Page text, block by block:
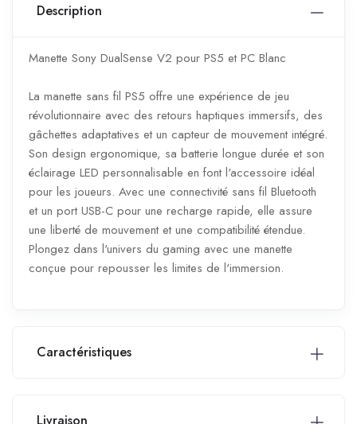
Description
Manette Sony DualSense V2 pour PS5 et PC Blanc
La manette sans fil PS5 offre une expérience de jeu
révolutionnaire avec des retours haptiques immersifs, des
gâchettes adaptatives et un capteur de mouvement intégré.
Son design ergonomique, sa batterie longue durée et son
éclairage LED personnalisable en font l'accessoire idéal
pour les joueurs. Avec une connectivité sans fil Bluetooth
et un port USB-C pour une recharge rapide, elle assure
une liberté de mouvement et une compatibilité étendue.
Plongez dans l'univers du gaming avec une manette
conçue pour repousser les limites de l'immersion.
Caractéristiques
Livraison